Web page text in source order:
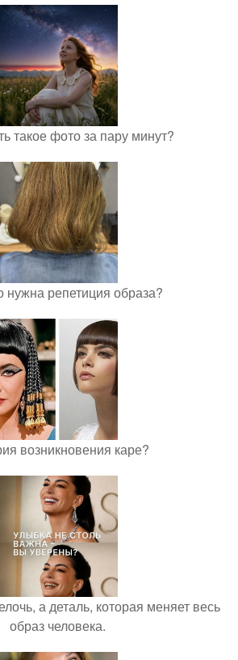
такое фото за пару минут?
нужна репетиция образа?
возникновения каре?
а деталь, которая меняет весь
образ человека.